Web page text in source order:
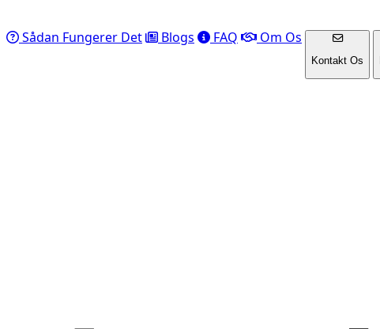
Sådan Fungerer Det Blogs FAQ Om Os
Kontakt Os